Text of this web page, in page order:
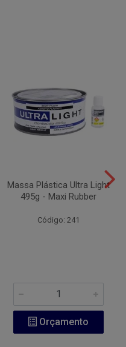
Massa Plástica Ultra Light
495g - Maxi Rubber
Código: 241
Orçamento